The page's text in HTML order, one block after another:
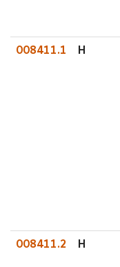
008411.1 H
008411.2 H